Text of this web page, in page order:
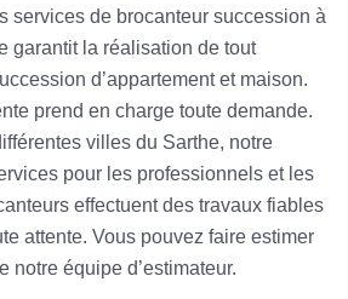
services de brocanteur succession à
garantit la réalisation de tout
d’appartement et maison.
prend en charge toute demande.
villes du Sarthe, notre
pour les professionnels et les
effectuent des travaux fiables
attente. Vous pouvez faire estimer
notre équipe d’estimateur.